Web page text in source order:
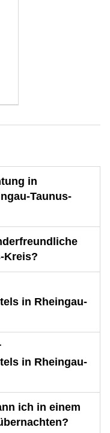
in
Taunus-
Kreis?
in Rheingau-
in Rheingau-
ich in einem